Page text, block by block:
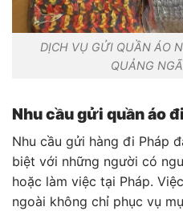
DỊCH VỤ GỬI QUẦN ÁO
QUẢNG
Nhu cầu gửi quần áo
Nhu cầu gửi hàng đi Pháp
biệt với những người có
hoặc làm việc tại Pháp.
ngoài không chỉ phục vụ